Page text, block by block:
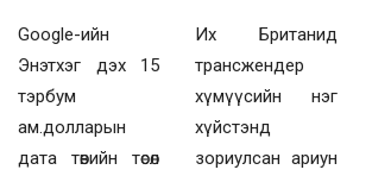
Google-ийн
Энэтхэг дэх 15
тэрбум
ам.долларын
дата төвийн төсөл
Их Британид
трансжендер
хүмүүсийн нэг
хүйстэнд
зориулсан ариун